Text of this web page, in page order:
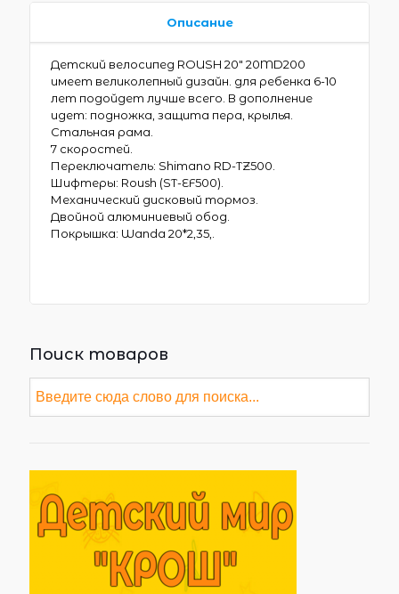
Описание
Детский велосипед ROUSH 20″ 20MD200
имеет великолепный дизайн. для ребенка 6-10
лет подойдет лучше всего. В дополнение
идет: подножка, защита пера, крылья.
Стальная рама.
7 скоростей.
Переключатель: Shimano RD-TZ500.
Шифтеры: Roush (ST-EF500).
Механический дисковый тормоз.
Двойной алюминиевый обод.
Покрышка: Wanda 20*2,35,.
Поиск товаров